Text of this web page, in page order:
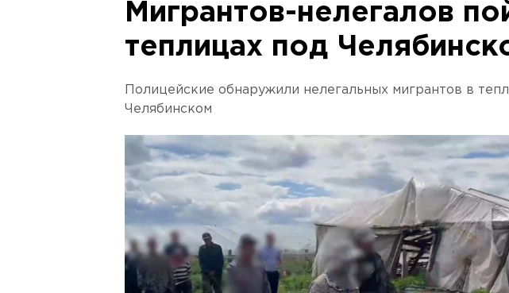
Мигрантов-нелегалов
теплицах под
Полицейские обнаружили нелегальных мигрантов в
Челябинском